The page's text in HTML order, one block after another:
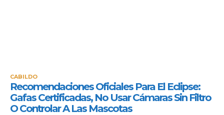
CABILDO
Recomendaciones Oficiales Para El Eclipse:
Gafas Certificadas, No Usar Cámaras Sin Filtro
O Controlar A Las Mascotas